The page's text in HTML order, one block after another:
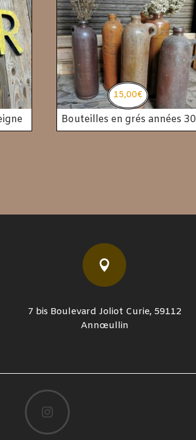
Bouteilles en grés années 30
15,00€

7 bis Boulevard Joliot Curie, 59112
Annœullin
